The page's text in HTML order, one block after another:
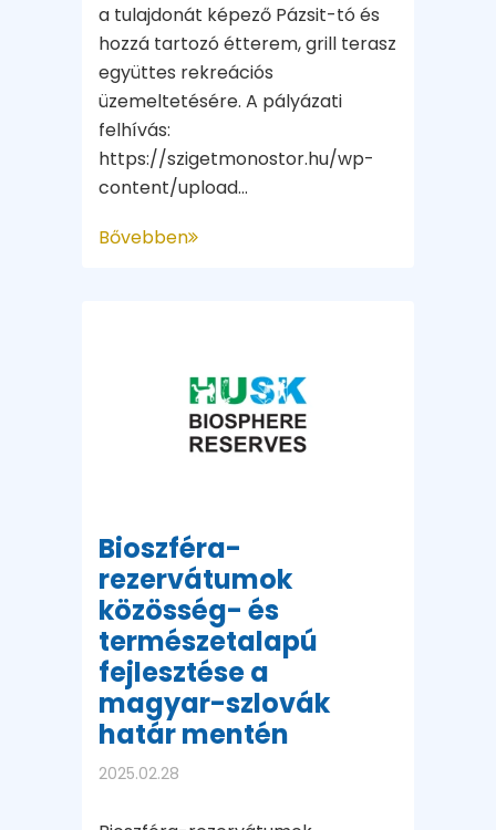
a tulajdonát képező Pázsit-tó és
hozzá tartozó étterem, grill terasz
együttes rekreációs
üzemeltetésére. A pályázati
felhívás:
https://szigetmonostor.hu/wp-
content/upload...
Bővebben
Bioszféra-
rezervátumok
közösség- és
természetalapú
fejlesztése a
magyar-szlovák
határ mentén
2025.02.28